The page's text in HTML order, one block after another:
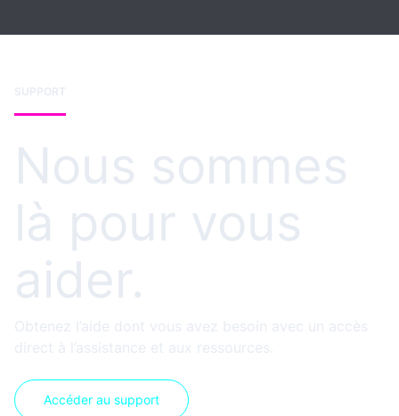
SUPPORT
Nous sommes
là pour vous
aider.
Obtenez l’aide dont vous avez besoin avec un accès
direct à l’assistance et aux ressources.
Accéder au support